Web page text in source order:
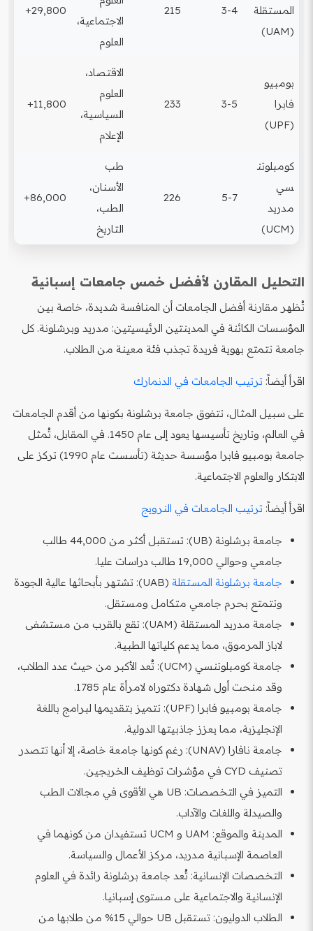
المستقلة
(UAM)
3-4
215
الاجتماعية،
العلوم
29,800+
بومبيو
فابرا
(UPF)
3-5
233
الاقتصاد،
العلوم
السياسية،
الإعلام
11,800+
كومبلوتن
سي
مدريد
(UCM)
5-7
226
طب
الأسنان،
الطب،
التاريخ
86,000+
التحليل المقارن لأفضل خمس جامعات إسبانية
تُظهر مقارنة أفضل الجامعات أن المنافسة شديدة، خاصة بين
المؤسسات الكائنة في المدينتين الرئيسيتين: مدريد وبرشلونة. كل
جامعة تتمتع بهوية فريدة تجذب فئة معينة من الطلاب.
اقرأ أيضاً: ترتيب الجامعات في الدنمارك
على سبيل المثال، تتفوق جامعة برشلونة بكونها من أقدم الجامعات
في العالم، وتاريخ تأسيسها يعود إلى عام 1450. في المقابل، تُمثل
جامعة بومبيو فابرا مؤسسة حديثة (تأسست عام 1990) تركز على
الابتكار والعلوم الاجتماعية.
اقرأ أيضاً: ترتيب الجامعات في النرويج
جامعة برشلونة (UB): تستقبل أكثر من 44,000 طالب
جامعي وحوالي 19,000 طالب دراسات عليا.
جامعة برشلونة المستقلة
(UAB): تشتهر بأبحاثها عالية الجودة
وتتمتع بحرم جامعي متكامل ومستقل.
جامعة مدريد المستقلة (UAM): تقع بالقرب من مستشفى
لاباز المرموق، مما يدعم كلياتها الطبية.
جامعة كومبلوتنسي (UCM): تُعد الأكبر من حيث عدد الطلاب،
وقد منحت أول شهادة دكتوراه لامرأة عام 1785.
جامعة بومبيو فابرا (UPF): تتميز بتقديمها لبرامج باللغة
الإنجليزية، مما يعزز جاذبيتها الدولية.
جامعة نافارا (UNAV): رغم كونها جامعة خاصة، إلا أنها تتصدر
تصنيف CYD في مؤشرات توظيف الخريجين.
التميز في التخصصات: UB هي الأقوى في مجالات الطب
والصيدلة واللغات والآداب.
المدينة والموقع: UAM و UCM تستفيدان من كونهما في
العاصمة الإسبانية مدريد، مركز الأعمال والسياسة.
التخصصات الإنسانية: تُعد جامعة برشلونة رائدة في العلوم
الإنسانية والاجتماعية على مستوى إسبانيا.
الطلاب الدوليون: تستقبل UB حوالي 15% من طلابها من